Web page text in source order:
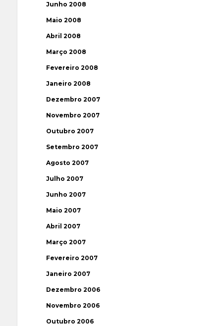
Junho 2008
Maio 2008
Abril 2008
Março 2008
Fevereiro 2008
Janeiro 2008
Dezembro 2007
Novembro 2007
Outubro 2007
Setembro 2007
Agosto 2007
Julho 2007
Junho 2007
Maio 2007
Abril 2007
Março 2007
Fevereiro 2007
Janeiro 2007
Dezembro 2006
Novembro 2006
Outubro 2006